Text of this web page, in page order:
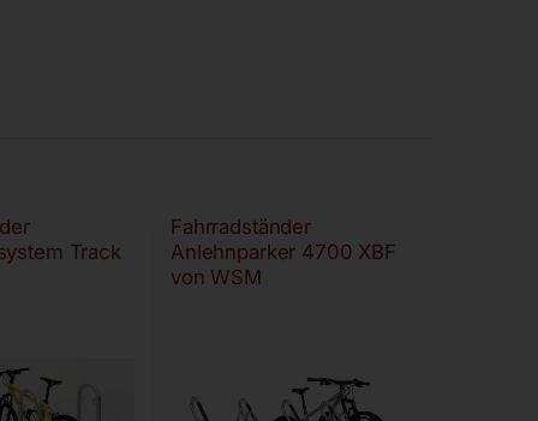
Track
Fahrradständer
Anlehnparker 4700 XBF
von WSM